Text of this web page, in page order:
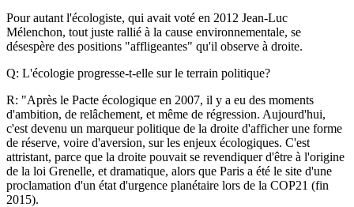
Pour autant l'écologiste, qui avait voté en 2012 Jean-Luc
Mélenchon, tout juste rallié à la cause environnementale, se
désespère des positions "affligeantes" qu'il observe à droite.
Q: L'écologie progresse-t-elle sur le terrain politique?
R: "Après le Pacte écologique en 2007, il y a eu des moments
d'ambition, de relâchement, et même de régression. Aujourd'hui,
c'est devenu un marqueur politique de la droite d'afficher une forme
de réserve, voire d'aversion, sur les enjeux écologiques. C'est
attristant, parce que la droite pouvait se revendiquer d'être à l'origine
de la loi Grenelle, et dramatique, alors que Paris a été le site d'une
proclamation d'un état d'urgence planétaire lors de la COP21 (fin
2015).